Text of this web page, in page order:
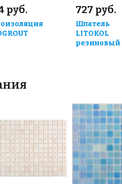
руб. 727 руб.
Шпатель
LITOKOL
резиновый